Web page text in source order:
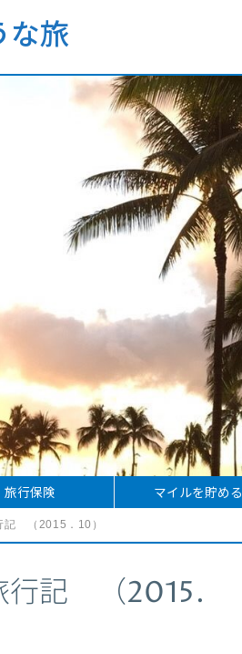
な旅
旅行保険 マイルを貯める
記 （2015．10）
記 （2015．